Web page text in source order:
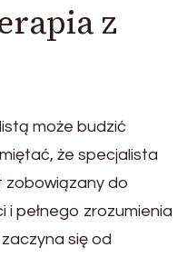
z
może budzić
że specjalista
do
pełnego zrozumienia
się od